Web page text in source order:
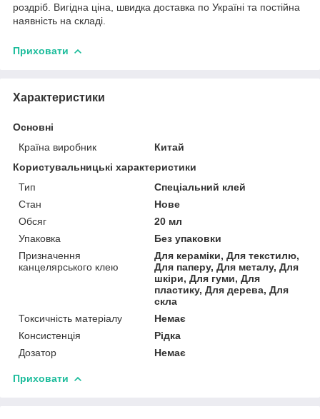
роздріб. Вигідна ціна, швидка доставка по Україні та постійна
наявність на складі.
Приховати
Характеристики
Основні
Країна виробник
Китай
Користувальницькі характеристики
Тип
Спеціальний клей
Стан
Нове
Обсяг
20 мл
Упаковка
Без упаковки
Призначення
канцелярського клею
Для кераміки, Для текстилю,
Для паперу, Для металу, Для
шкіри, Для гуми, Для
пластику, Для дерева, Для
скла
Токсичність матеріалу
Немає
Консистенція
Рідка
Дозатор
Немає
Приховати